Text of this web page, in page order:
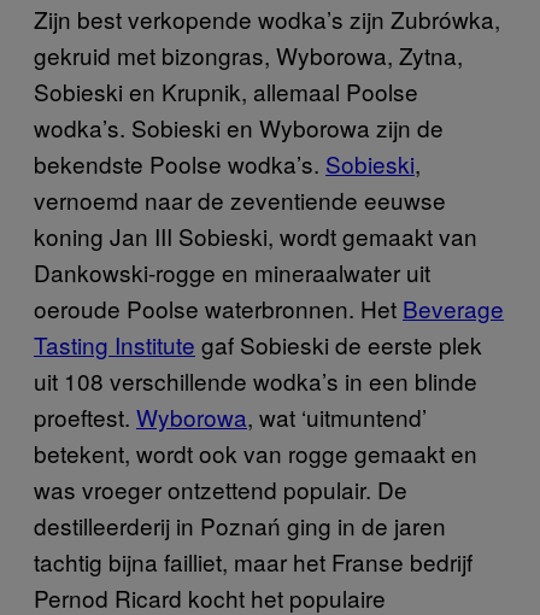
Zijn best verkopende wodka’s zijn Zubrówka,
gekruid met bizongras, Wyborowa, Zytna,
Sobieski en Krupnik, allemaal Poolse
wodka’s. Sobieski en Wyborowa zijn de
bekendste Poolse wodka’s. Sobieski,
vernoemd naar de zeventiende eeuwse
koning Jan III Sobieski, wordt gemaakt van
Dankowski-rogge en mineraalwater uit
oeroude Poolse waterbronnen. Het Beverage
Tasting Institute gaf Sobieski de eerste plek
uit 108 verschillende wodka’s in een blinde
proeftest. Wyborowa, wat ‘uitmuntend’
betekent, wordt ook van rogge gemaakt en
was vroeger ontzettend populair. De
destilleerderij in Poznań ging in de jaren
tachtig bijna failliet, maar het Franse bedrijf
Pernod Ricard kocht het populaire